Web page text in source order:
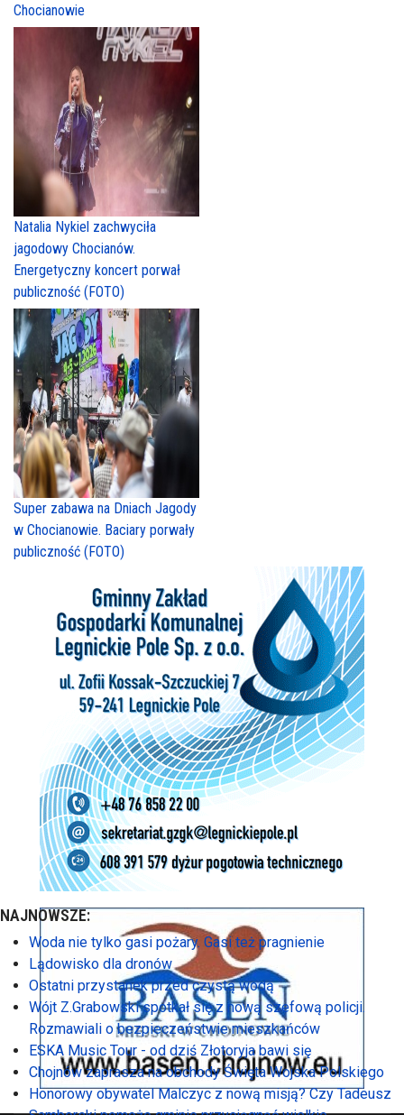
Chocianowie
Natalia Nykiel zachwyciła
jagodowy Chocianów.
Energetyczny koncert porwał
publiczność (FOTO)
Super zabawa na Dniach Jagody
w Chocianowie. Baciary porwały
publiczność (FOTO)
NAJNOWSZE:
Woda nie tylko gasi pożary. Gasi też pragnienie
Lądowisko dla dronów
Ostatni przystanek przed czystą wodą
Wójt Z.Grabowski spotkał się z nową szefową policji.
Rozmawiali o bezpieczeństwie mieszkańców
ESKA Music Tour - od dziś Złotoryja bawi się
Chojnów zaprasza na obchody Święta Wojska Polskiego
Honorowy obywatel Malczyc z nową misją? Czy Tadeusz